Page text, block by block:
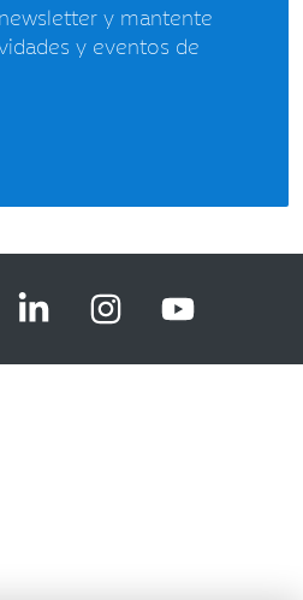
y mantente
y eventos de